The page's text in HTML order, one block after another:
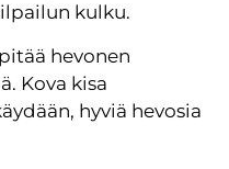
kulku.
hevonen
Kova kisa
hyviä hevosia